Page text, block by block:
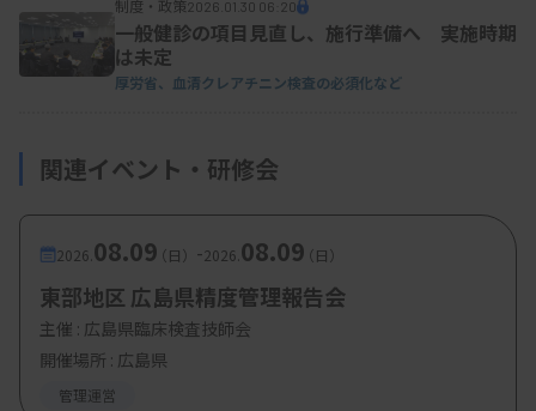
制度・政策2026.01.30 06:20
一般健診の項目見直し、施行準備へ 実施時期
は未定
厚労省、血清クレアチニン検査の必須化など
関連イベント・研修会
2026. 08.09（日） -2026. 08.09（日）
東部地区 広島県精度管理報告会
主催 : 広島県臨床検査技師会
開催場所 : 広島県
管理運営